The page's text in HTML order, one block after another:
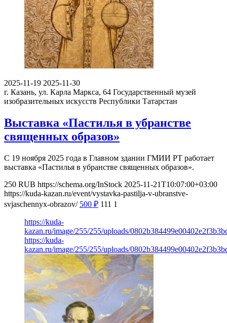
2025-11-19 2025-11-30
г. Казань, ул. Карла Маркса, 64 Государственный музей
изобразительных искусств Республики Татарстан
Выставка «Пастилья в убранстве
священных образов»
С 19 ноября 2025 года в Главном здании ГМИИ РТ работает
выставка «Пастилья в убранстве священных образов».
250 RUB https://schema.org/InStock 2025-11-21T10:07:00+03:00
https://kuda-kazan.ru/event/vystavka-pastilja-v-ubranstve-
svjaschennyx-obrazov/ 500 ₽ 111 1
https://kuda-
kazan.ru/image/255/255/uploads/
https://kuda-
kazan.ru/image/255/255/uploads/